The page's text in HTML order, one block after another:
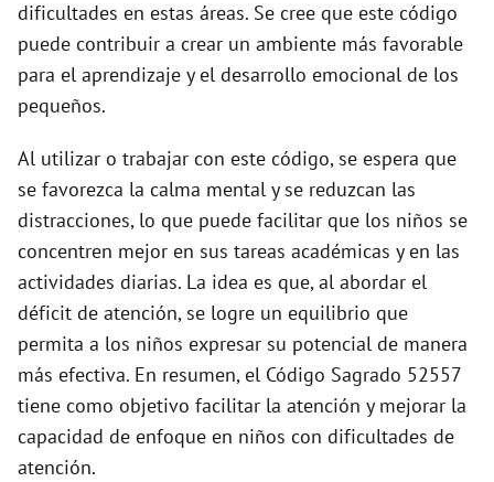
dificultades en estas áreas. Se cree que este código
puede contribuir a crear un ambiente más favorable
para el aprendizaje y el desarrollo emocional de los
pequeños.
Al utilizar o trabajar con este código, se espera que
se favorezca la calma mental y se reduzcan las
distracciones, lo que puede facilitar que los niños se
concentren mejor en sus tareas académicas y en las
actividades diarias. La idea es que, al abordar el
déficit de atención, se logre un equilibrio que
permita a los niños expresar su potencial de manera
más efectiva. En resumen, el Código Sagrado 52557
tiene como objetivo facilitar la atención y mejorar la
capacidad de enfoque en niños con dificultades de
atención.